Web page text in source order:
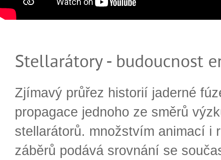
Stellarátory - budoucnost
Zjímavý průřez historií jaderné
propagace jednoho ze směrů
stellarátorů. množstvím animací i
záběrů podává srovnání se